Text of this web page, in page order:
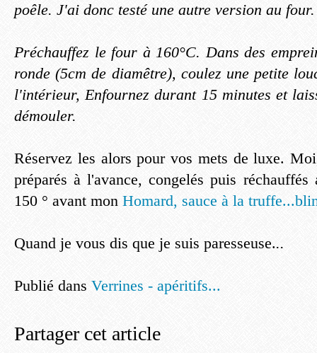
poêle. J'ai donc testé une autre version au four.
Préchauffez le four à 160°C. Dans des
ronde (5cm de diamêtre), coulez une petite
l'intérieur, Enfournez durant 15 minutes et
démouler.
Réservez les alors pour vos mets de luxe.
préparés à l'avance, congelés puis
150 ° avant mon Homard, sauce à la
Quand je vous dis que je suis paresseuse...
Publié dans Verrines - apéritifs...
Partager cet article